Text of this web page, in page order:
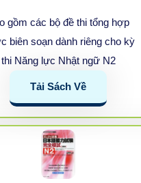
gồm các bộ đề thi tổng hợp
biên soạn dành riêng cho kỳ
thi Năng lực Nhật ngữ N2
Tải Sách Về